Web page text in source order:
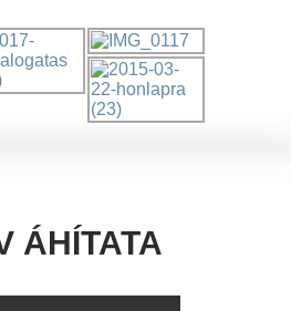
ÁHÍTATA